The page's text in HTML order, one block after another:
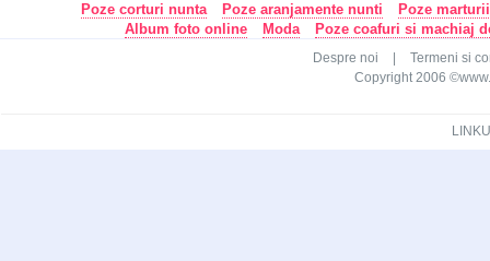
Poze corturi nunta
Poze aranjamente nunti
Poze
Album foto online
Moda Poze coafuri si machiaj
Despre noi
Termeni si
Copyright 2006